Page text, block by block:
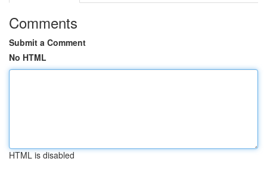
Comments
Submit a Comment
No HTML
HTML is disabled